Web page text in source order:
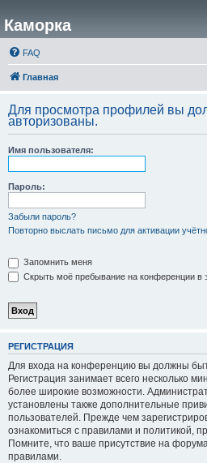
Каморка
FAQ
Главная
Для просмотра профилей вы
авторизованы.
Имя пользователя:
Пароль:
Забыли пароль?
Повторно выслать письмо для активации
Запомнить меня
Скрыть моё пребывание на конференции в
РЕГИСТРАЦИЯ
Для входа на конференцию вы должны
Регистрация занимает всего несколько
более широкие возможности.
установлены также дополнительные
пользователей. Прежде чем
ознакомиться с правилами и политикой,
Помните, что ваше присутствие на
правилами.